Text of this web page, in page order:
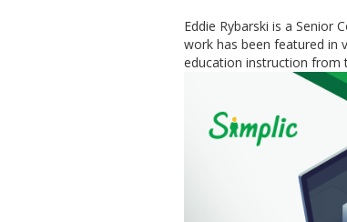
Eddie Rybarski is a Senior
work has been featured in
education instruction from